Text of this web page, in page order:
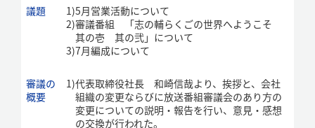
議題 1)5月営業活動について
2)審議番組 「志の輔らくごの世界へようこそ
其の壱 其の弐」について
3)7月編成について
審議の
概要
1)代表取締役社長 和崎信哉より、挨拶と、会社
組織の変更ならびに放送番組審議会のあり方の
変更についての説明・報告を行い、意見・感想
の交換が行われた。